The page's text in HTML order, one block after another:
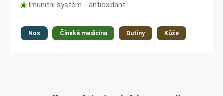
◉Imunitní systém - antioxidant
Nos Čínská medicína Dutiny Kůže